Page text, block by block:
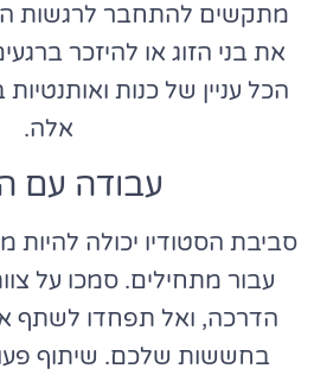
מתקשים להתחבר לרגשות
את בני הזוג או להיזכר
הכל עניין של כנות
אלה.
עבודה עם
סביבת הסטודיו יכולה להיות
עבור מתחילים. סמכו על
הדרכה, ואל תפחדו לשתף
בחששות שלכם. שיתוף